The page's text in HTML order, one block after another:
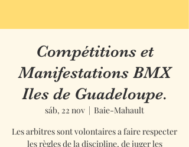
Compétitions et
Manifestations BMX
Iles de Guadeloupe.
sáb, 22 nov
  |
Baie-Mahault
Les arbitres sont volontaires a faire respecter
les règles de la discipline, de juger les